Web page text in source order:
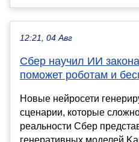
12:21, 04 Авг
Сбер научил ИИ
поможет роботам и
Новые нейросети
сценарии, которые
реальности Сбер
генеративных моделей